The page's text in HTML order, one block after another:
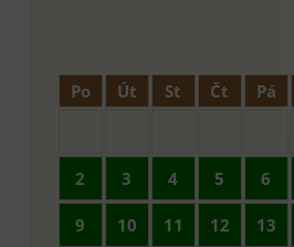
Po Út St Čt Pá
2 3 4 5 6
9 10 11 12 13